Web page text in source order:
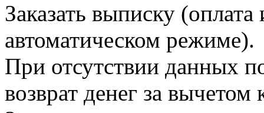
Заказать выписку
автоматическом режиме).
При отсутствии данных
возврат денег за